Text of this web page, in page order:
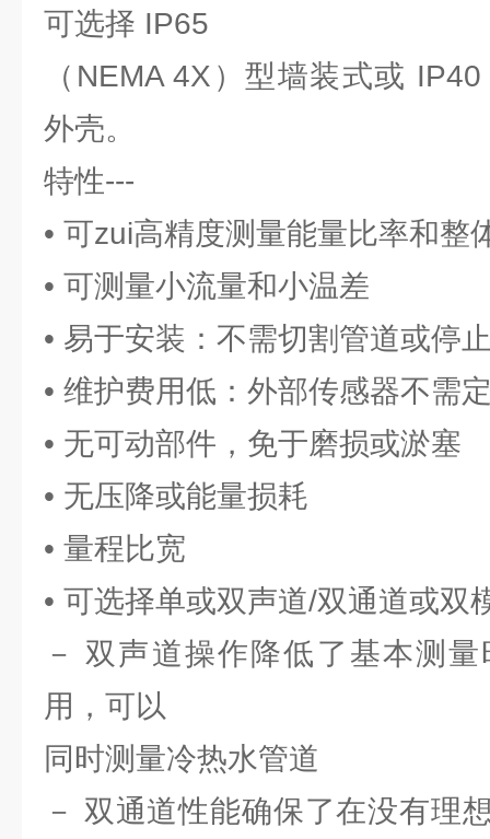
可选择 IP65
（NEMA 4X）型墙装式或
外壳。
特性---
• 可zui高精度测量能量比率和整
• 可测量小流量和小温差
• 易于安装：不需切割管道或停
• 维护费用低：外部传感器不需
• 无可动部件，免于磨损或淤塞
• 无压降或能量损耗
• 量程比宽
• 可选择单或双声道/双通道或双
－ 双声道操作降低了基本测
用，可以
同时测量冷热水管道
－ 双通道性能确保了在没有理